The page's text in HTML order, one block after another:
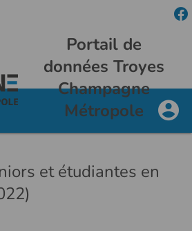
Portail de
données Troyes
Champagne
Métropole
et étudiantes en